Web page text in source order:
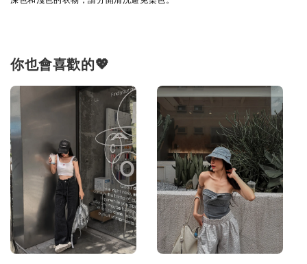
你也會喜歡的💖